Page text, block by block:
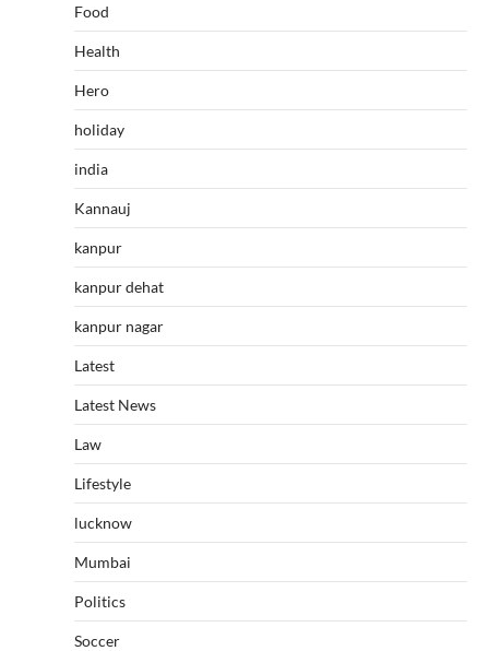
Food
Health
Hero
holiday
india
Kannauj
kanpur
kanpur dehat
kanpur nagar
Latest
Latest News
Law
Lifestyle
lucknow
Mumbai
Politics
Soccer